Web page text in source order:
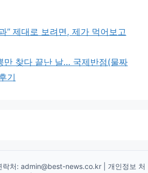
” 제대로 보려면, 제가 먹어보고
만 찾다 끝난 날… 국제반점(물짜
기
처: admin@best-news.co.kr
개인정보 처